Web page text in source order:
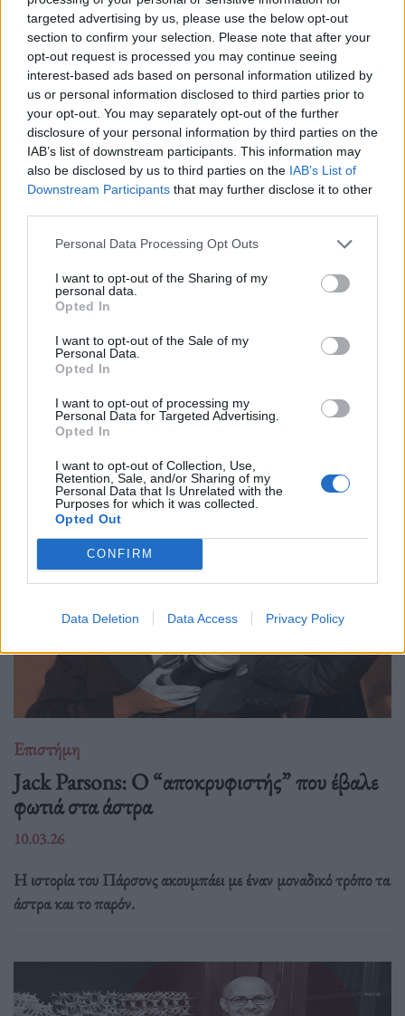
targeted advertising by us, please use the below opt-out
section to confirm your selection. Please note that after your
opt-out request is processed you may continue seeing
interest-based ads based on personal information utilized by
us or personal information disclosed to third parties prior to
your opt-out. You may separately opt-out of the further
disclosure of your personal information by third parties on the
IAB’s list of downstream participants. This information may
also be disclosed by us to third parties on the IAB’s List of
Downstream Participants that may further disclose it to other
Personal Data Processing Opt Outs
I want to opt-out of the Sharing of my
personal data.
Opted In
I want to opt-out of the Sale of my
Personal Data.
Opted In
I want to opt-out of processing my
Personal Data for Targeted Advertising.
Opted In
I want to opt-out of Collection, Use,
Retention, Sale, and/or Sharing of my
Personal Data that Is Unrelated with the
Purposes for which it was collected.
Opted Out
CONFIRM
Data Deletion Data Access Privacy Policy
Η ιστορική διαδρομή του LSD στη θεραπευτική κι όσα μας
αφορούν σήμερα.
Επιστήμη
Από τον Άρη μέχρι το μέλλον: Τι ψάχνουμε
πραγματικά στο διάστημα
Η κουβέντα για το Διάστημα είναι πάντα ανοιχτή κι ας
μονοπωλεί σήμερα ο πόλεμος. Ας δούμε μία ενδιαφέρουσα
προσέγγιση.
Επιστήμη
Jack Parsons: O “αποκρυφιστής” που έβαλε
φωτιά στα άστρα
10.03.26
Η ιστορία του Πάρσονς ακουμπάει με έναν μοναδικό τρόπο τα
άστρα και το παρόν.